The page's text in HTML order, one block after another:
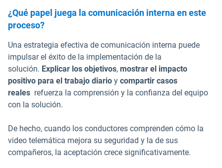
¿Qué papel juega la comunicación interna en este
proceso?
Una estrategia efectiva de comunicación interna puede
impulsar el éxito de la implementación de la
solución. Explicar los objetivos, mostrar el impacto
positivo para el trabajo diario y compartir casos
reales refuerza la comprensión y la confianza del equipo
con la solución.
De hecho, cuando los conductores comprenden cómo la
video telemática mejora su seguridad y la de sus
compañeros, la aceptación crece significativamente.